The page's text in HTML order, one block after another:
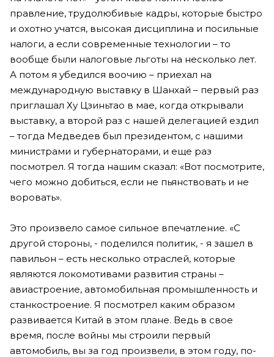
правление, трудолюбивые кадры, которые быстро
и охотно учатся, высокая дисциплина и посильные
налоги, а если современные технологии – то
вообще были налоговые льготы на несколько лет.
А потом я убедился воочию – приехал на
международную выставку в Шанхай – первый раз
приглашал Ху Цзиньтао в мае, когда открывали
выставку, а второй раз с нашей делегацией ездил
– тогда Медведев был президентом, с нашими
министрами и губернаторами, и еще раз
посмотрел. Я тогда нашим сказал: «Вот посмотрите,
чего можно добиться, если не пьянствовать и не
воровать».
Это произвело самое сильное впечатление. «С
другой стороны, - поделился политик, - я зашел в
павильон – есть несколько отраслей, которые
являются локомотивами развития страны –
авиастроение, автомобильная промышленность и
станкостроение. Я посмотрел каким образом
развивается Китай в этом плане. Ведь в свое
время, после войны мы строили первый
автомобиль, вы за год произвели, в этом году, по-